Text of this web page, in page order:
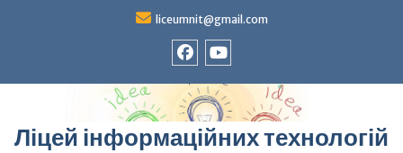
liceumnit@gmail.com
Ліцей інформаційних технологій